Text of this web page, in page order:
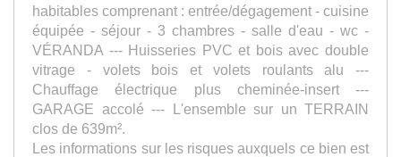
habitables comprenant : entrée/dégagement - cuisine
équipée - séjour - 3 chambres - salle d'eau - wc -
VÉRANDA --- Huisseries PVC et bois avec double
vitrage - volets bois et volets roulants alu ---
Chauffage électrique plus cheminée-insert ---
GARAGE accolé --- L'ensemble sur un TERRAIN
clos de 639m².
Les informations sur les risques auxquels ce bien est